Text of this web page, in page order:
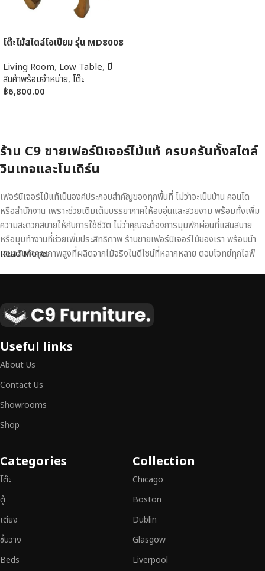
โต๊ะไม้สไตล์โอเปียม รุ่น MD8008
Living Room, Low Table, มี
สินค้าพร้อมจำหน่าย, โต๊ะ
฿6,800.00
ร้าน C9 ขายเฟอร์นิเจอร์ไม้แท้ ครบครันทั้งสไตล์
วินเทจและโมเดิร์น
เฟอร์นิเจอร์ไม้แท้เป็นองค์ประกอบสำคัญของทุกพื้นที่ ไม่ว่าจะเป็นบ้าน คอนโด
หรือสำนักงาน เพราะช่วยเติมเต็มบรรยากาศให้อบอุ่นและสวยงาม พร้อมทั้งเพิ่ม
ความสะดวกสบายให้กับการใช้ชีวิต ไม่ว่าคุณจะต้องการมุมพักผ่อนที่แสนสบาย
หรือมุมทำงานที่ช่วยเพิ่มประสิทธิภาพ ร้านขายเฟอร์นิเจอร์ไม้ของเรา พร้อมนำ
เสนอสินค้าคุณภาพสูงที่ผลิตจากไม้จริงในดีไซน์ที่หลากหลาย ตอบโจทย์ทุกไลฟ์
เหนือระดับ
เฟอร์นิเจอร์ไม้ไม่ใช่เพียงของตกแต่ง แต่เป็นงานศิลปะที่สะท้อนถึงรสนิยมและ
สามารถผสานความสวยงาม ความแข็งแรง และการใช้งานที่ตอบโจทย์ทุกความ
ต้องการได้อย่างลงตัว เฟอร์นิเจอร์ทุกชิ้นของเราผลิตจากวัสดุคุณภาพสูง ผ่าน
การตรวจสอบมาตรฐานอย่างเคร่งครัด
สิก และการใช้งานที่ยาวนาน
ประกันคุณภาพและการบริการที่ดีที่สุด
Read More
Useful links
About Us
Contact Us
Showrooms
Shop
Categories
โต๊ะ
ตู้
เตียง
ชั้นวาง
Beds
Collection
Chicago
Boston
Dublin
Glasgow
Liverpool